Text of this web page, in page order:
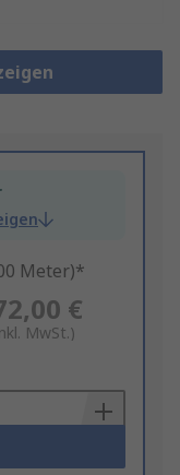
Meter)*
€
MwSt.)